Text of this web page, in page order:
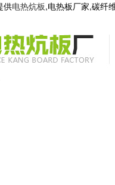
供电热炕板,电热板厂家,碳纤